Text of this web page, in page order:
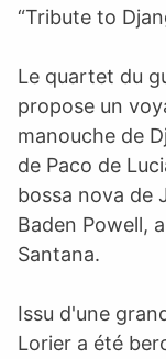
“Tribute to
Le quartet du
propose un
manouche de
de Paco de
bossa nova de
Baden Powell,
Santana.
Issu d'une
Lorier a été